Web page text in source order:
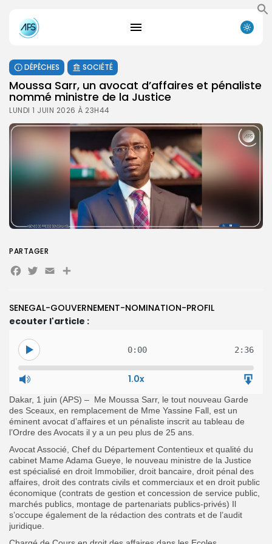
Search
for:
Search
DÉPÊCHES SOCIÉTÉ
Moussa Sarr, un avocat d’affaires et pénaliste
nommé ministre de la Justice
LUNDI 1 JUIN 2026 À 23H44
SENEGAL-GOUVERNEMENT-NOMINATION-PROFIL
ecouter l'article :
0:00 2:36
1.0x
Dakar, 1 juin (APS) – Me Moussa Sarr, le tout nouveau Garde
des Sceaux, en remplacement de Mme Yassine Fall, est un
éminent avocat d’affaires et un pénaliste inscrit au tableau de
l’Ordre des Avocats il y a un peu plus de 25 ans.
Avocat Associé, Chef du Département Contentieux et qualité du
cabinet Mame Adama Gueye, le nouveau ministre de la Justice
est spécialisé en droit Immobilier, droit bancaire, droit pénal des
affaires, droit des contrats civils et commerciaux et en droit public
économique (contrats de gestion et concession de service public,
marchés publics, montage de partenariats publics-privés) Il
s’occupe également de la rédaction des contrats et de l’audit
juridique.
PARTAGER
Facebook
Twitter
EmailPartager